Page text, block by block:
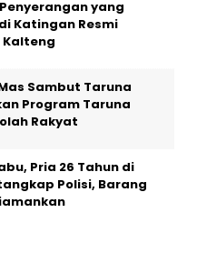
yang
Katingan Resmi
Kalteng
Sambut Taruna
Program Taruna
Rakyat
Pria 26 Tahun di
Polisi, Barang